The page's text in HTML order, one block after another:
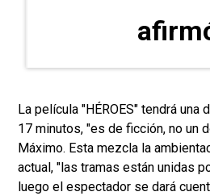
La película "HÉROES" tendrá una
17 minutos, "es de ficción, no un
Máximo. Esta mezcla la
actual, "las tramas están unidas
luego el espectador se dará